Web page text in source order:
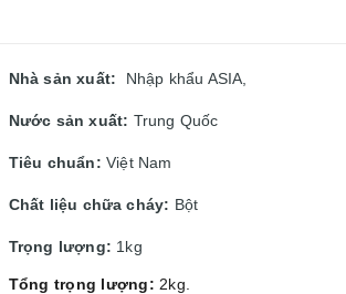
Nhà sản xuất: Nhập khẩu ASIA,
Nước sản xuất: Trung Quốc
Tiêu chuẩn: Việt Nam
Chất liệu chữa cháy: Bột
Trọng lượng: 1kg
Tổng trọng lượng: 2kg.